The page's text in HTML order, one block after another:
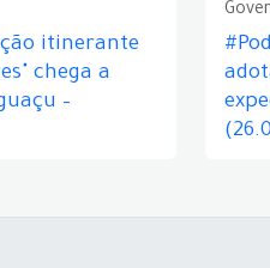
itinerante
chega a
–